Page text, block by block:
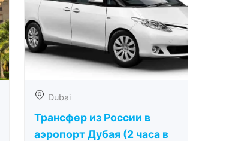
Dubai
Трансфер из России в
аэропорт Дубая (2 часа в